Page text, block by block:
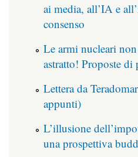
ai media, all’IA e
consenso
Le armi nucleari
astratto! Proposte di
Lettera da
appunti)
L’illusione
una prospettiva